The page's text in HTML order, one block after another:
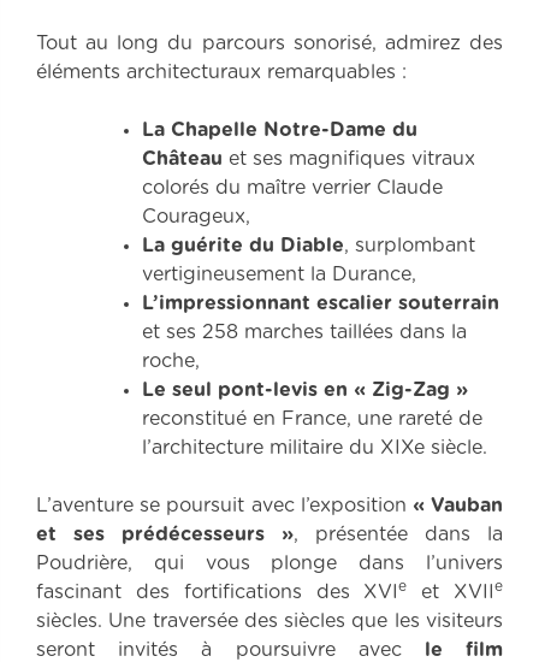
Tout au long du parcours sonorisé, admirez des
éléments architecturaux remarquables :
La Chapelle Notre-Dame du
Château et ses magnifiques vitraux
colorés du maître verrier Claude
Courageux,
La guérite du Diable, surplombant
vertigineusement la Durance,
L’impressionnant escalier souterrain
et ses 258 marches taillées dans la
roche,
Le seul pont-levis en « Zig-Zag »
reconstitué en France, une rareté de
l’architecture militaire du XIXe siècle.
L’aventure se poursuit avec l’exposition « Vauban
et ses prédécesseurs », présentée dans la
Poudrière, qui vous plonge dans l’univers
fascinant des fortifications des XVIe et XVIIe
siècles. Une traversée des siècles que les visiteurs
seront invités à poursuivre avec le film